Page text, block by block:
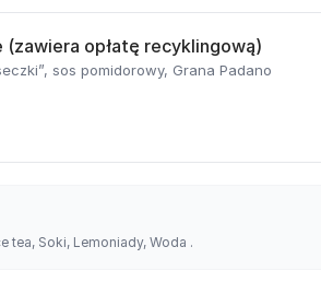
(zawiera opłatę recyklingową)
sos pomidorowy, Grana Padano
tea, Soki, Lemoniady, Woda .